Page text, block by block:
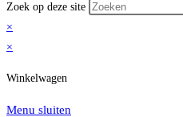
Zoek op deze site
×
×
Winkelwagen
Menu sluiten